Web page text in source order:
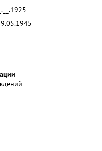
__.__.1925